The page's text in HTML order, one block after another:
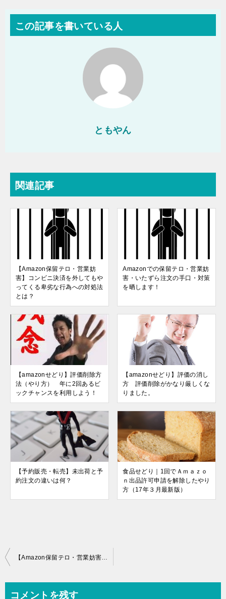
この記事を書いている人
ともやん
関連記事
【Amazon保留テロ・営業妨
害】コンビニ決済を外してもや
ってくる卑劣な行為への対処法
とは？
Amazonでの保留テロ・営業妨
害・いたずら注文の手口・対策
を晒します！
【amazonせどり】評価削除方
法（やり方） 年に2回あるビ
ックチャンスを利用しよう！
【amazonせどり】評価の消し
方 評価削除がかなり厳しくな
りました。
【予約販売・転売】未出荷と予
約注文の違いは何？
食品せどり｜1回でＡｍａｚｏ
ｎ出品許可申請を解除したやり
方（17年３月最新版）
投
【Amazon保留テロ・営業妨害】コンビニ決済を外してもやってくる卑劣な行為への対処法とは？
コメントを残す